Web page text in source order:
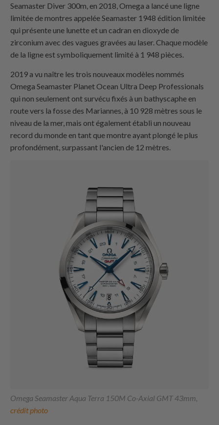
Seamaster Diver 300m, en 2018, Omega a lancé une ligne
limitée de montres appelée Seamaster 1948 édition limitée
qui présente une lunette et un cadran en dioxyde de
zirconium avec des vagues gravées au laser. Chaque modèle
de la ligne est symboliquement limité à 1 948 pièces.
2019 a vu naître les trois nouveaux modèles nommés
Omega Seamaster Planet Ocean Ultra Deep Professionals
qui non seulement ont survécu fixés à un bathyscaphe en
route vers la fosse des Mariannes, à 10 928 mètres sous le
niveau de la mer, mais ont également établi un nouveau
record du monde en tant que montre ayant plongé le plus
profondément, surpassant l'ancien de 12 mètres.
Omega Seamaster Aqua Terra 150M Co-Axial GMT 43mm,
crédit photo